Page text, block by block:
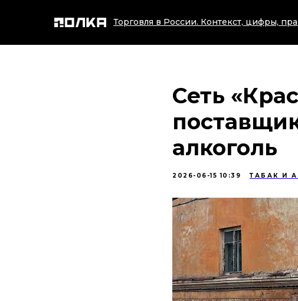
Торговля в России. Контекст, цифры,
Сеть
алкоголь
2026-06-15 10:39 ТАБАК И